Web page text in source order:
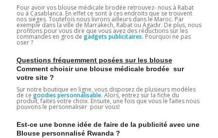
Pour avoir vos blouse médicale brodée retrouvez- nous à Rabat
ou à Casablanca. En effet ce sont à ces endroits que se trouvent
nos sièges. Toutefois nous livrons ailleurs dans le Maroc. Par
exemple dans la ville de Marrakech, Rabat ou Agadir. De plus, nous
profitons pour vous dire que vous avez des réductions sur les
commandes en gros de gadgets publicitaires. Pourquoi ne pas
oser ?
Questions fréquemment posées sur les blouse
Comment choisir une blouse médicale brodée sur
votre site ?
Sur notre boutique en ligne, vous disposez de plusieurs modèles
de ce goodies personnalisable. Alors, entrez sur la fiche du
produit, faites votre choix. Ensuite, une fois que vous le faites nous
pouvons le personnaliser pour vous!
Est-ce une bonne idée de faire de la publicité avec une
Blouse personnalisé Rwanda ?